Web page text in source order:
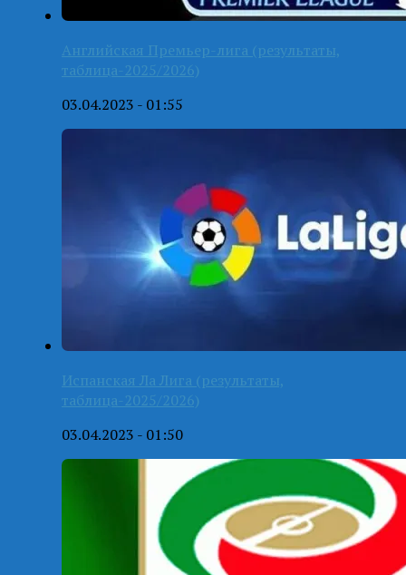
Английская Премьер-лига (результаты,
таблица-2025/2026)
03.04.2023 - 01:55
Испанская Ла Лига (результаты,
таблица-2025/2026)
03.04.2023 - 01:50